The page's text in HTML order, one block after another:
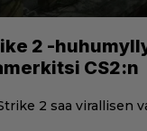
2 -
CS2:n
2 saa virallisen